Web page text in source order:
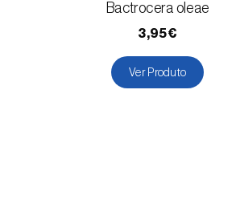
Bactrocera oleae
3,95€
Ver Produto